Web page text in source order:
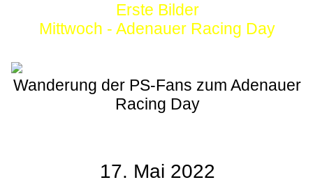
Erste Bilder
Mittwoch - Adenauer Racing Day
Wanderung der PS-Fans zum Adenauer
Racing Day
17. Mai 2022